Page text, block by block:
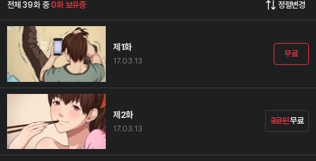
전체 39화 중 0화 보유중 정렬변경
제1화
17.03.13
무료
제2화
17.03.13
3코인무료